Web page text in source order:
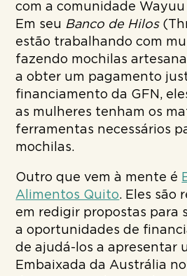
com a comunidade
Em seu Banco de Hilos
estão trabalhando com
fazendo mochilas
a obter um pagamento
financiamento da GFN,
as mulheres tenham os
ferramentas necessários
mochilas.
Outro que vem à mente é
Alimentos Quito. Eles são
em redigir propostas para
a oportunidades de
de ajudá-los a apresentar
Embaixada da Austrália